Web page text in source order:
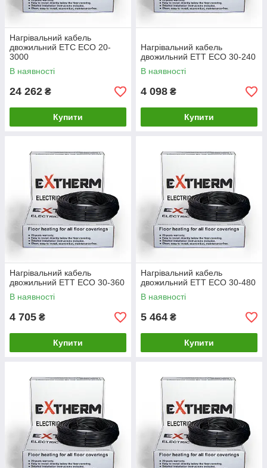
Нагрівальний кабель
двожильний ETС ECO 20-
3000
В наявності
24 262 ₴
Купити
Нагрівальний кабель
двожильний ETT ЕСО 30-240
В наявності
4 098 ₴
Купити
Нагрівальний кабель
двожильний ETT ЕСО 30-360
В наявності
4 705 ₴
Купити
Нагрівальний кабель
двожильний ETT ЕСО 30-480
В наявності
5 464 ₴
Купити